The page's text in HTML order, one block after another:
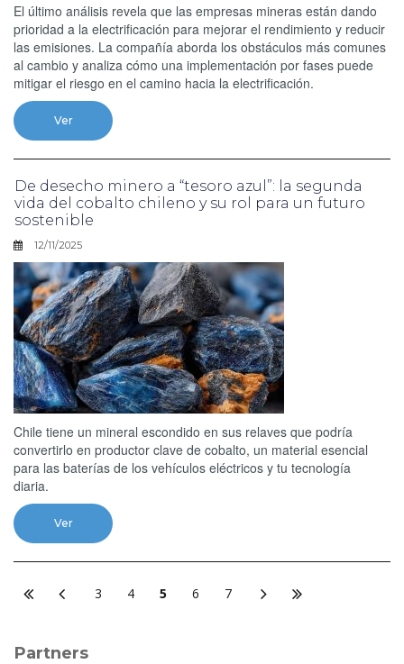
El último análisis revela que las empresas mineras están dando
prioridad a la electrificación para mejorar el rendimiento y reducir
las emisiones. La compañía aborda los obstáculos más comunes
al cambio y analiza cómo una implementación por fases puede
mitigar el riesgo en el camino hacia la electrificación.
Ver
De desecho minero a “tesoro azul”: la segunda
vida del cobalto chileno y su rol para un futuro
sostenible
12/11/2025
Chile tiene un mineral escondido en sus relaves que podría
convertirlo en productor clave de cobalto, un material esencial
para las baterías de los vehículos eléctricos y tu tecnología
diaria.
Ver
3 4 5 6 7
Partners